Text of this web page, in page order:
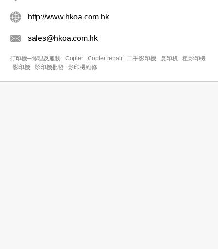
http://www.hkoa.com.hk
sales@hkoa.com.hk
打印機─修理及服務 Copier Copier repair 二手影印機 复印机
租影印機
影印機
影印機批發 影印機維修